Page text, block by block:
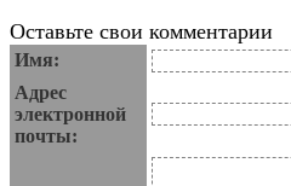
Оставьте свои комментарии
Имя:
Адрес
электронной
почты: